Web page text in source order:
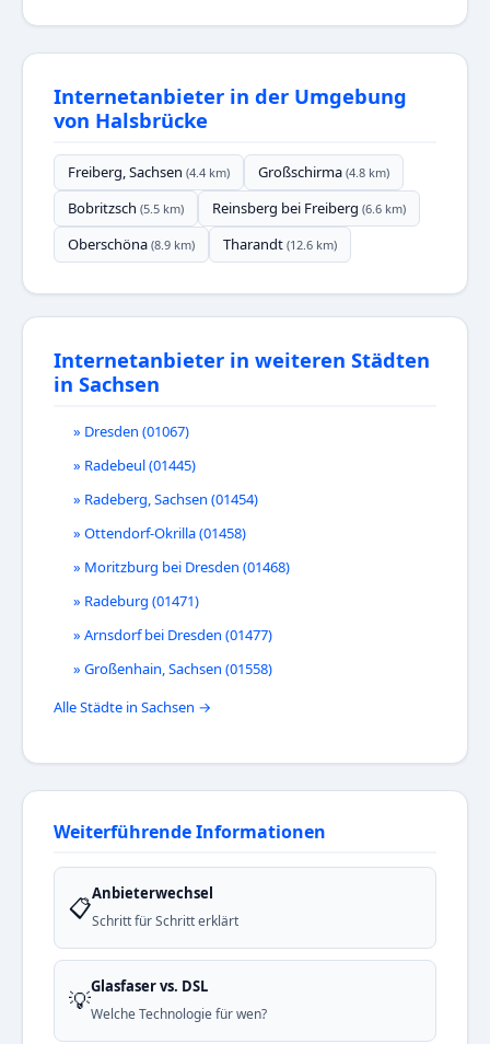
Internetanbieter in der Umgebung
von Halsbrücke
Freiberg, Sachsen (4.4 km) Großschirma (4.8 km)
Bobritzsch (5.5 km) Reinsberg bei Freiberg (6.6 km)
Oberschöna (8.9 km) Tharandt (12.6 km)
Internetanbieter in weiteren Städten
in Sachsen
» Dresden (01067)
» Radebeul (01445)
» Radeberg, Sachsen (01454)
» Ottendorf-Okrilla (01458)
» Moritzburg bei Dresden (01468)
» Radeburg (01471)
» Arnsdorf bei Dresden (01477)
» Großenhain, Sachsen (01558)
Alle Städte in Sachsen →
Weiterführende Informationen
📋Anbieterwechsel
Schritt für Schritt erklärt
💡Glasfaser vs. DSL
Welche Technologie für wen?